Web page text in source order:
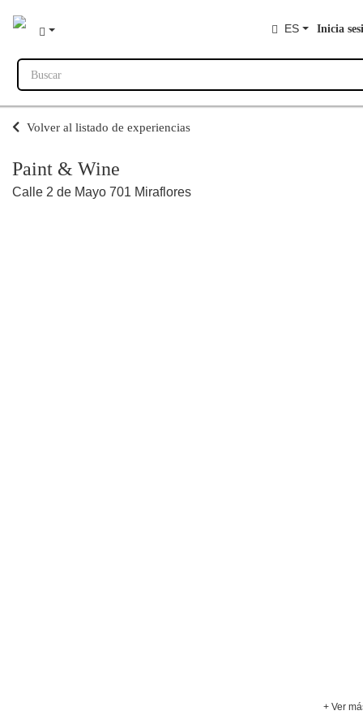
ES Inicia
Buscar
Volver al listado de experiencias
Paint & Wine
Calle 2 de Mayo 701 Miraflores
+ Ver